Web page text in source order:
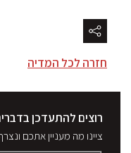
חזרה לכל המדיה
רוצים להתעדכן
ציינו מה מעניין אתכם